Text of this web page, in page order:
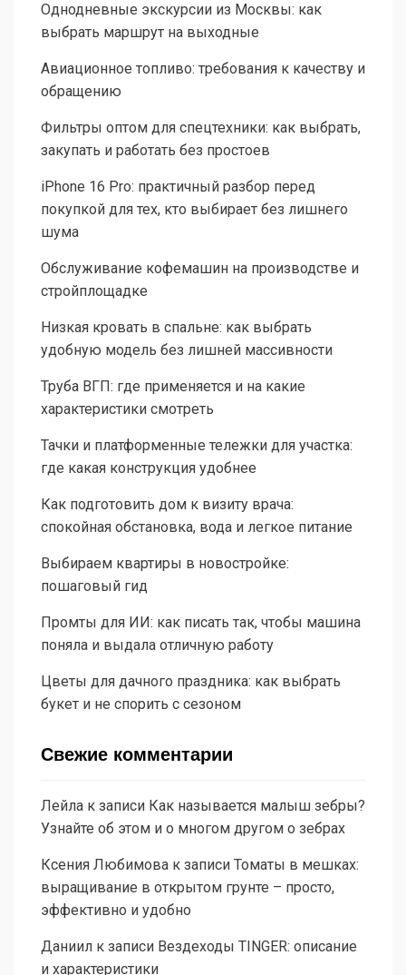
Однодневные экскурсии из Москвы: как
выбрать маршрут на выходные
Авиационное топливо: требования к качеству и
обращению
Фильтры оптом для спецтехники: как выбрать,
закупать и работать без простоев
iPhone 16 Pro: практичный разбор перед
покупкой для тех, кто выбирает без лишнего
шума
Обслуживание кофемашин на производстве и
стройплощадке
Низкая кровать в спальне: как выбрать
удобную модель без лишней массивности
Труба ВГП: где применяется и на какие
характеристики смотреть
Тачки и платформенные тележки для участка:
где какая конструкция удобнее
Как подготовить дом к визиту врача:
спокойная обстановка, вода и легкое питание
Выбираем квартиры в новостройке:
пошаговый гид
Промты для ИИ: как писать так, чтобы машина
поняла и выдала отличную работу
Цветы для дачного праздника: как выбрать
букет и не спорить с сезоном
Свежие комментарии
Лейла к записи Как называется малыш зебры?
Узнайте об этом и о многом другом о зебрах
Ксения Любимова к записи Томаты в мешках:
выращивание в открытом грунте – просто,
эффективно и удобно
Даниил к записи Вездеходы TINGER: описание
и характеристики